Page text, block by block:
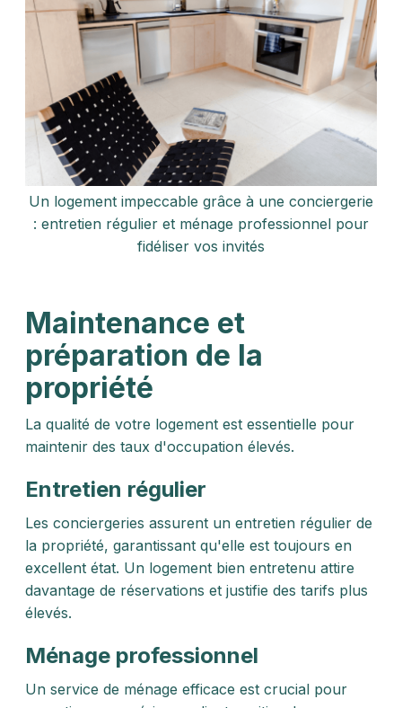
Un logement impeccable grâce à une conciergerie
: entretien régulier et ménage professionnel pour
fidéliser vos invités
Maintenance et
préparation de la
propriété
La qualité de votre logement est essentielle pour
maintenir des taux d'occupation élevés.
Entretien régulier
Les conciergeries assurent un entretien régulier de
la propriété, garantissant qu'elle est toujours en
excellent état. Un logement bien entretenu attire
davantage de réservations et justifie des tarifs plus
élevés.
Ménage professionnel
Un service de ménage efficace est crucial pour